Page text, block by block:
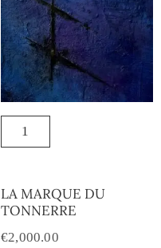
LA MARQUE DU
TONNERRE
€2,000.00